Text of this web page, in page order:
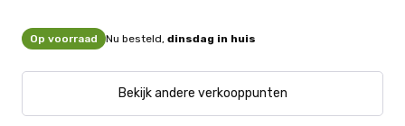
Op voorraad Nu besteld, dinsdag in huis
Bekijk andere verkooppunten